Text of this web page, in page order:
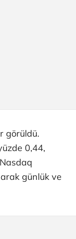
görüldü.
0,44,
günlük ve